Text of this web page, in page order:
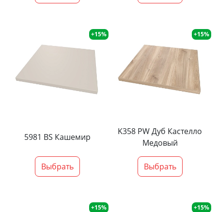
+15%
5981 BS Кашемир
Выбрать
+15%
K358 PW Дуб Кастелло
Медовый
Выбрать
+15% +15%